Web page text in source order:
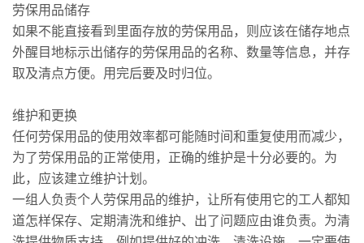
劳保用品储存
如果不能直接看到里面存放的劳保用品，则应该在储存地点
外醒目地标示出储存的劳保用品的名称、数量等信息，并存
取及清点方便。用完后要及时归位。
维护和更换
任何劳保用品的使用效率都可能随时间和重复使用而减少，
为了劳保用品的正常使用，正确的维护是十分必要的。为
此，应该建立维护计划。
一组人负责个人劳保用品的维护，让所有使用它的工人都知
道怎样保存、定期清洗和维护、出了问题应由谁负责。为清